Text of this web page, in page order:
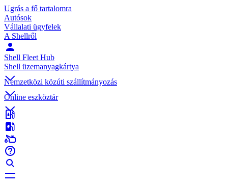
Ugrás a fő tartalomra
Autósok
Vállalati ügyfelek
A Shellről
Shell Fleet Hub
Shell üzemanyagkártya
Nemzetközi közúti szállítmányozás
Online eszköztár